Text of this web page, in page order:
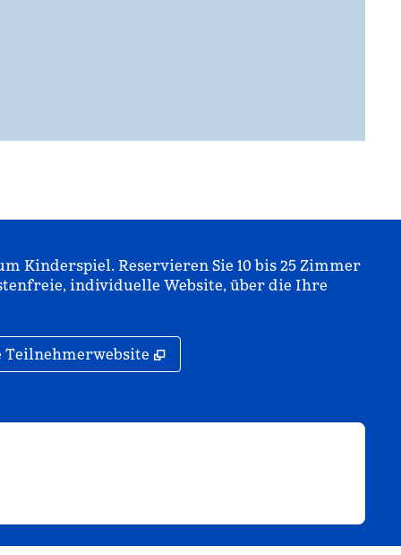
Kinderspiel. Reservieren Sie 10 bis 25 Zimmer
individuelle Website, über die Ihre
Teilnehmerwebsite ,